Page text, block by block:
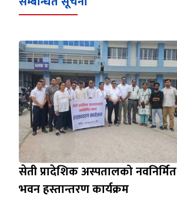
सेती प्रादेशिक अस्पतालको नवनिर्मित
भवन हस्तान्तरण कार्यक्रम